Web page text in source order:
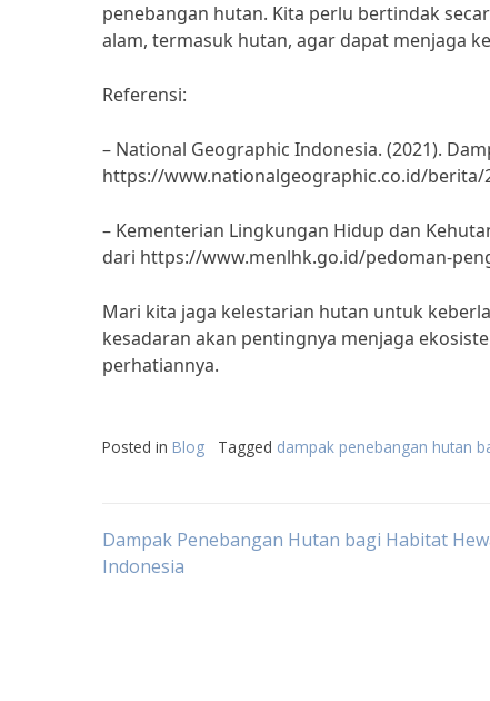
penebangan hutan. Kita perlu bertindak
alam, termasuk hutan, agar dapat menjaga
Referensi:
– National Geographic Indonesia. (2021).
https://www.nationalgeographic.co.id/
– Kementerian Lingkungan Hidup dan
dari https://www.menlhk.go.id/pedoman-
Mari kita jaga kelestarian hutan untuk
kesadaran akan pentingnya menjaga
perhatiannya.
Posted in Blog Tagged dampak penebangan hutan
Post
Dampak Penebangan Hutan bagi Habitat
Indonesia